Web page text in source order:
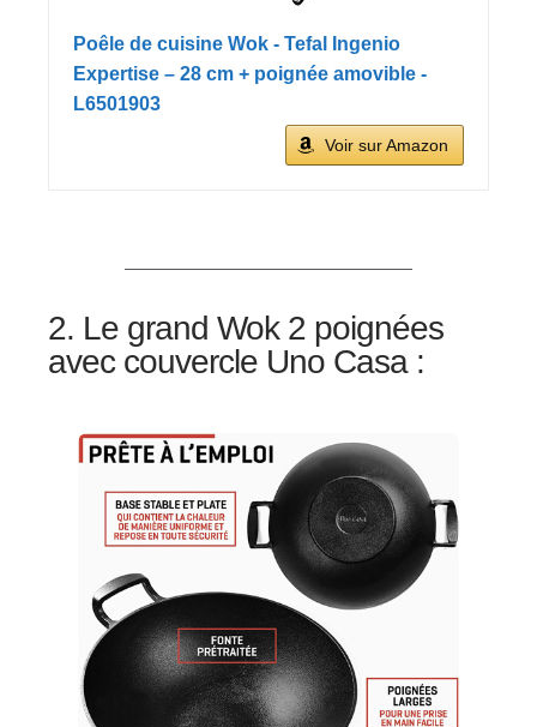
Poêle de cuisine Wok - Tefal Ingenio
Expertise – 28 cm + poignée amovible -
L6501903
Voir sur Amazon
2. Le grand Wok 2 poignées
avec couvercle Uno Casa :